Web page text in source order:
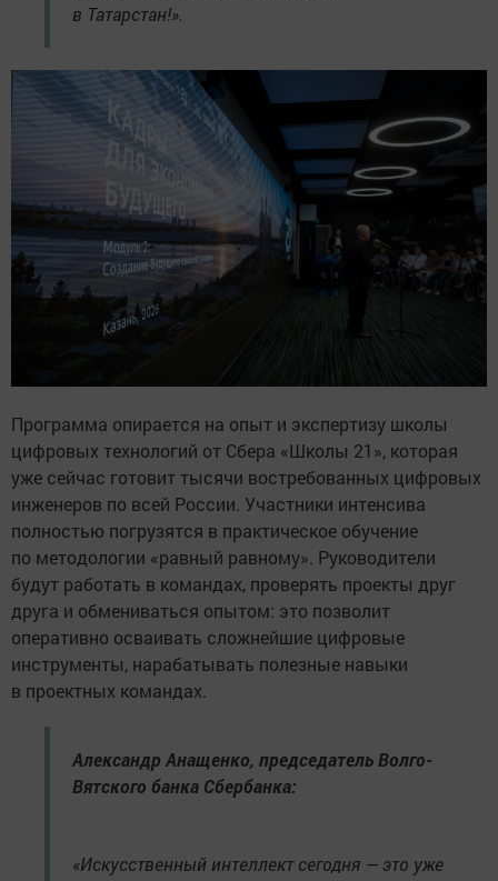
в Татарстан!».
Программа опирается на опыт и экспертизу школы
цифровых технологий от Сбера «Школы 21», которая
уже сейчас готовит тысячи востребованных цифровых
инженеров по всей России. Участники интенсива
полностью погрузятся в практическое обучение
по методологии «равный равному». Руководители
будут работать в командах, проверять проекты друг
друга и обмениваться опытом: это позволит
оперативно осваивать сложнейшие цифровые
инструменты, нарабатывать полезные навыки
в проектных командах.
Александр Анащенко, председатель Волго-
Вятского банка Сбербанка:
«Искусственный интеллект сегодня — это уже